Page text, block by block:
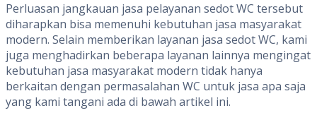
Perluasan jangkauan jasa pelayanan sedot WC tersebut
diharapkan bisa memenuhi kebutuhan jasa masyarakat
modern. Selain memberikan layanan jasa sedot WC, kami
juga menghadirkan beberapa layanan lainnya mengingat
kebutuhan jasa masyarakat modern tidak hanya
berkaitan dengan permasalahan WC untuk jasa apa saja
yang kami tangani ada di bawah artikel ini.